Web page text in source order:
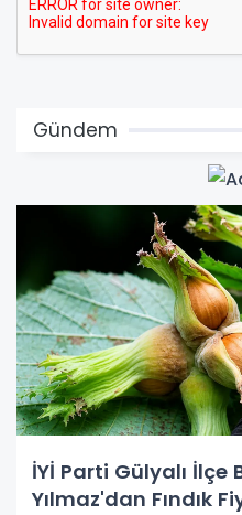
Gündem
İYİ Parti Gülyalı İlçe
Yılmaz'dan Fındık